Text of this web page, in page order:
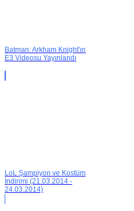
Batman: Arkham Knight'ın
E3 Videosu Yayınlandı
LoL Şampiyon ve Kostüm
İndirimi (21.03.2014 -
24.03.2014)